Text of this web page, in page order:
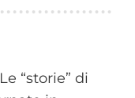
“storie” di